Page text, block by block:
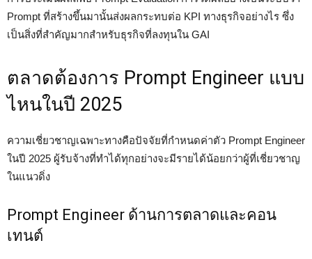
Prompt ที่สร้างขึ้นมานั้นส่งผลกระทบต่อ KPI ทางธุรกิจอย่างไร ซึ่ง
เป็นสิ่งที่สำคัญมากสำหรับธุรกิจที่ลงทุนใน GAI
ตลาดต้องการ Prompt Engineer แบบ
ไหนในปี 2025
ความเชี่ยวชาญเฉพาะทางคือปัจจัยที่กำหนดค่าตัว Prompt Engineer
ในปี 2025 ผู้รับจ้างที่ทำได้ทุกอย่างจะมีรายได้น้อยกว่าผู้ที่เชี่ยวชาญ
ในแนวดิ่ง
Prompt Engineer ด้านการตลาดและคอน
เทนต์